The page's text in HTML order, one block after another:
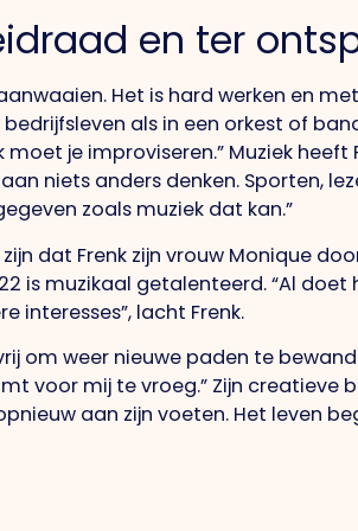
en ter
Het is hard werken en
als in een orkest of
je improviseren.” Muziek
niets anders denken. Sporten,
zoals muziek dat kan.”
dat Frenk zijn vrouw Monique
is muzikaal getalenteerd. “Al
interesses”, lacht Frenk.
om weer nieuwe paden te
voor mij te vroeg.” Zijn creatieve
aan zijn voeten. Het leven